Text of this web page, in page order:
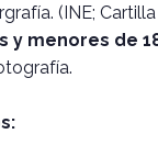
(INE;
y menores de